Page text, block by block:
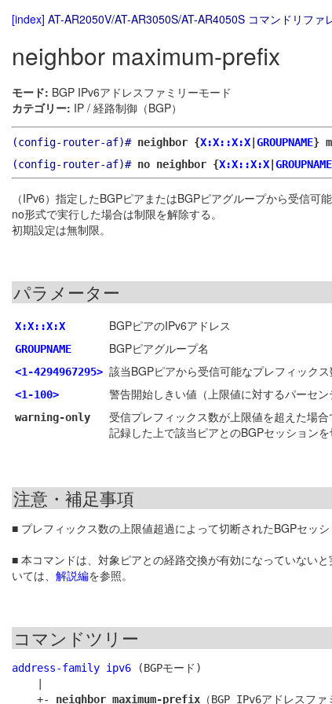
[index] AT-AR2050V/AT-AR3050S/AT-AR4050S コマンドリファ
neighbor maximum-prefix
モード: BGP IPv6アドレスファミリーモード
カテゴリー: IP / 経路制御（BGP）
(config-router-af)# neighbor {X:X::X:X GROUPNAME}
(config-router-af)# no neighbor {X:X::X:X GROUPNAME
（IPv6）指定したBGPピアまたはBGPピアグループから受信可
no形式で実行した場合は制限を解除する。
初期設定は無制限。
パラメーター
X:X::X:X BGPピアのIPv6アドレス
GROUPNAME BGPピアグループ名
<1-4294967295> 該当BGPピアから受信可能なプレフィック
<1-100> 警告開始しきい値（上限値に対するパーセ
warning-only
受信プレフィックス数が上限値を超えた場
記録した上で該当ピアとのBGPセッションを
注意・補足事項
■ プレフィックス数の上限値超過によって切断されたBGPセッシ
■ 本コマンドは、対象ピアとの経路交換が有効になっていない
いては、 解説編を参照。
コマンドツリー
address-family ipv6 (BGPモード)
    +-
neighbor maximum-prefix